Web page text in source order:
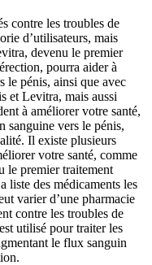
contre les troubles de
d’utilisateurs, mais
devenu le premier
pourra aider à
le pénis, ainsi que avec
et Levitra, mais aussi
à améliorer votre santé,
sanguine vers le pénis,
Il existe plusieurs
votre santé, comme
le premier traitement
liste des médicaments les
varier d’une pharmacie
contre les troubles de
utilisé pour traiter les
le flux sanguin